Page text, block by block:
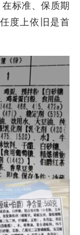
标准、保质期
度上依旧是首